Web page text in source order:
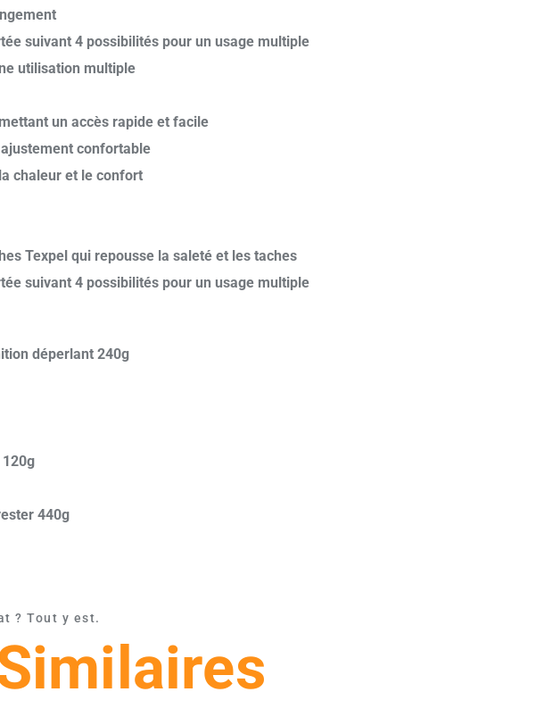
suivant 4 possibilités pour un usage multiple
utilisation multiple
un accès rapide et facile
confortable
chaleur et le confort
Texpel qui repousse la saleté et les taches
suivant 4 possibilités pour un usage multiple
déperlant 240g
440g
? Tout y est.